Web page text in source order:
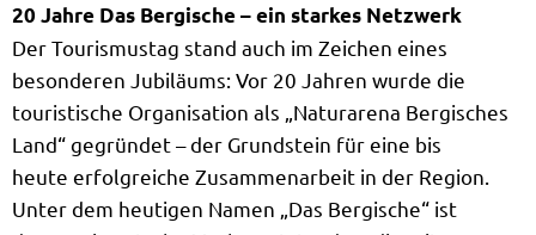
20 Jahre Das Bergische – ein starkes Netzwerk
Der Tourismustag stand auch im Zeichen eines
besonderen Jubiläums: Vor 20 Jahren wurde die
touristische Organisation als „Naturarena Bergisches
Land“ gegründet – der Grundstein für eine bis
heute erfolgreiche Zusammenarbeit in der Region.
Unter dem heutigen Namen „Das Bergische“ ist